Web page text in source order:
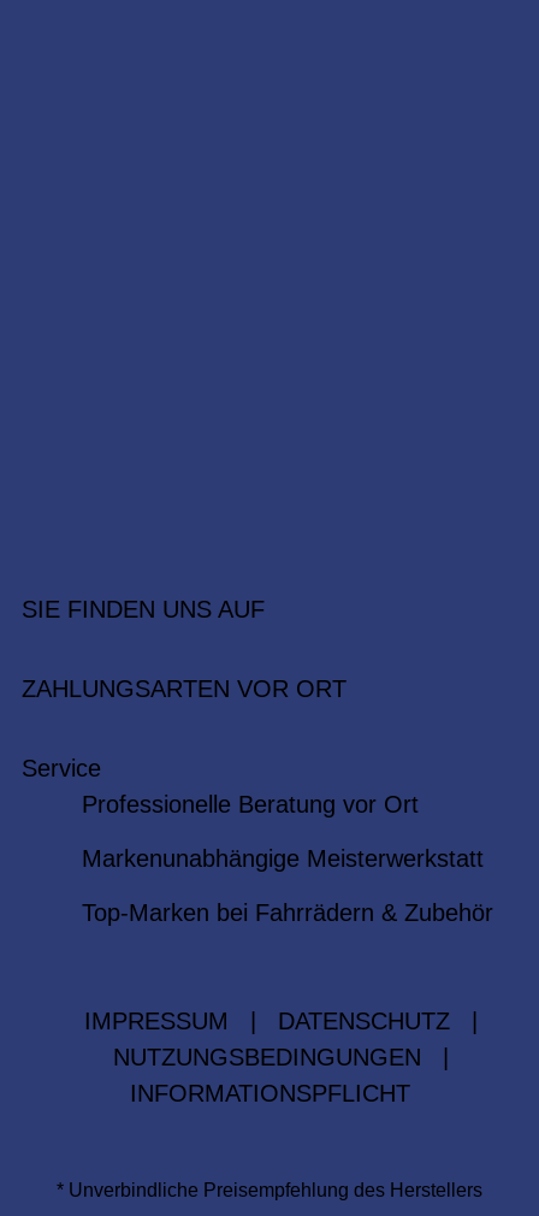
SIE FINDEN UNS AUF
ZAHLUNGSARTEN VOR ORT
Service
Professionelle Beratung vor Ort
Markenunabhängige Meisterwerkstatt
Top-Marken bei Fahrrädern & Zubehör
IMPRESSUM DATENSCHUTZ
NUTZUNGSBEDINGUNGEN
INFORMATIONSPFLICHT
* Unverbindliche Preisempfehlung des Herstellers